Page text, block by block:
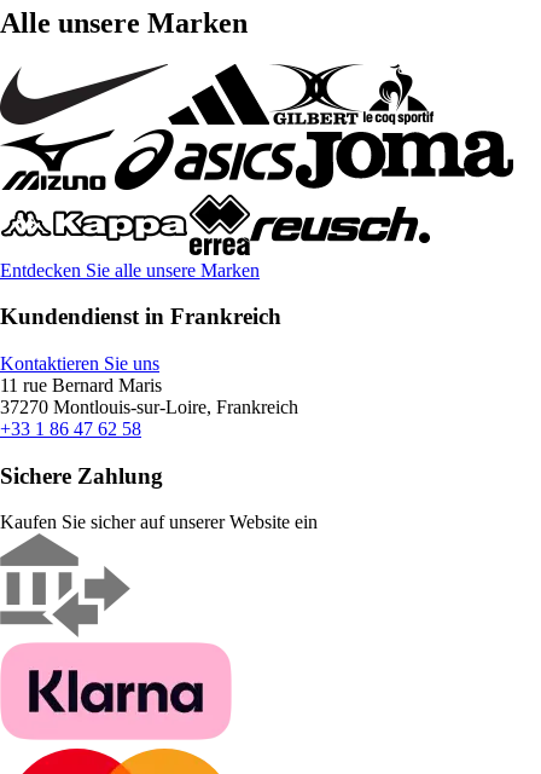
Alle unsere Marken
Entdecken Sie alle unsere Marken
Kundendienst in Frankreich
Kontaktieren Sie uns
11 rue Bernard Maris
37270 Montlouis-sur-Loire, Frankreich
+33 1 86 47 62 58
Sichere Zahlung
Kaufen Sie sicher auf unserer Website ein